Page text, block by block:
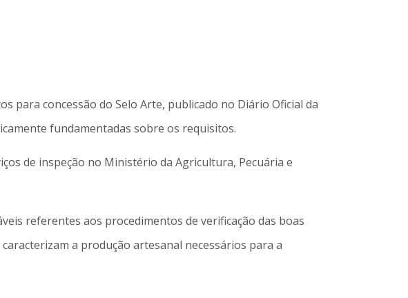
para concessão do Selo Arte, publicado no Diário Oficial da
fundamentadas sobre os requisitos.
de inspeção no Ministério da Agricultura, Pecuária e
referentes aos procedimentos de verificação das boas
a produção artesanal necessários para a